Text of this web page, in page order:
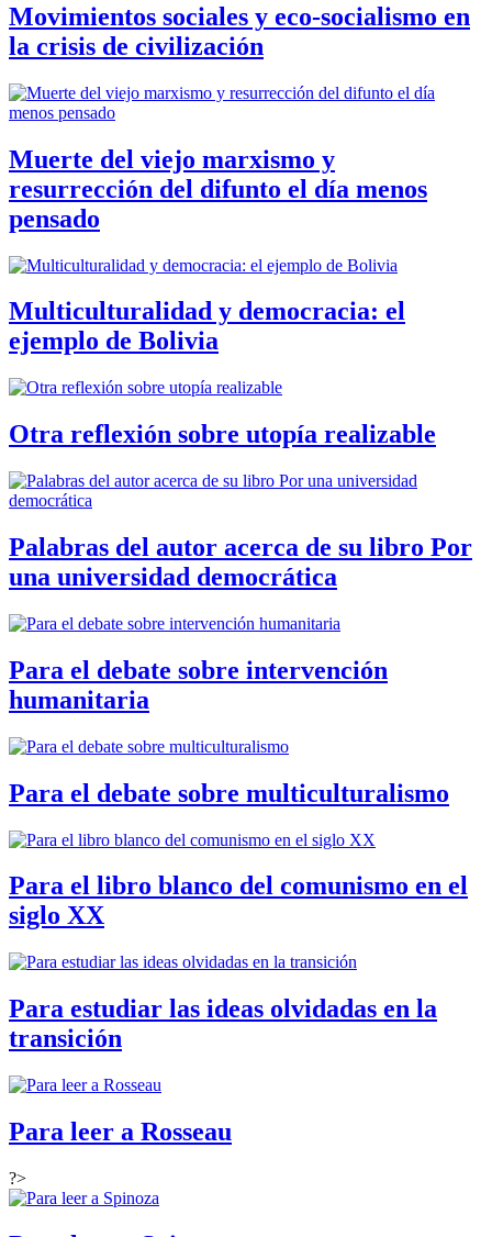
Movimientos sociales y eco-socialismo en
la crisis de civilización
Muerte del viejo marxismo y
resurrección del difunto el día menos
pensado
Multiculturalidad y democracia: el
ejemplo de Bolivia
Otra reflexión sobre utopía realizable
Palabras del autor acerca de su libro Por
una universidad democrática
Para el debate sobre intervención
humanitaria
Para el debate sobre multiculturalismo
Para el libro blanco del comunismo en el
siglo XX
Para estudiar las ideas olvidadas en la
transición
Para leer a Rosseau
?>